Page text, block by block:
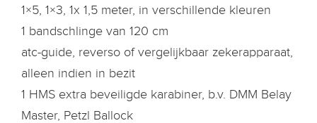
1×5, 1×3, 1x 1,5 meter, in verschillende kleuren
1 bandschlinge van 120 cm
atc-guide, reverso of vergelijkbaar zekerapparaat,
alleen indien in bezit
1 HMS extra beveiligde karabiner, b.v. DMM Belay
Master, Petzl Ballock